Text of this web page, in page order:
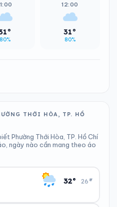
80%
12:00
31°
80%
THỚI HÒA, TP. HỒ
Phường Thới Hòa, TP. Hồ Chí
ngày nào cần mang theo áo
32° 26°
▾